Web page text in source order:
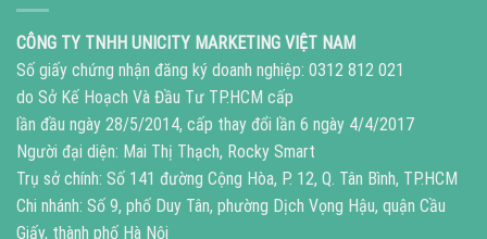
CÔNG TY TNHH UNICITY MARKETING VIỆT NAM
Số giấy chứng nhận đăng ký doanh nghiệp: 0312 812 021
do Sở Kế Hoạch Và Đầu Tư TP.HCM cấp
lần đầu ngày 28/5/2014, cấp thay đổi lần 6 ngày 4/4/2017
Người đại diện: Mai Thị Thạch, Rocky Smart
Trụ sở chính: Số 141 đường Cộng Hòa, P. 12, Q. Tân Bình, TP.HCM
Chi nhánh: Số 9, phố Duy Tân, phường Dịch Vọng Hậu, quận Cầu
Giấy, thành phố Hà Nội